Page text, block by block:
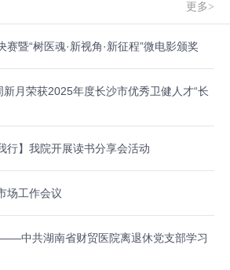
更多>
暨“树医魂·新视角·新征程”微电影颁奖
月荣获2025年度长沙市优秀卫健人才“长
行】我院开展读书分享会活动
场工作会议
中共湖南省财贸医院离退休党支部学习